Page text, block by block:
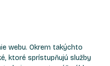
B405
webu. Okrem takýchto
ktoré sprístupňujú služby